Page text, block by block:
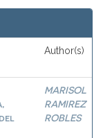
Author(s)
MARISOL
RAMIREZ
ROBLES